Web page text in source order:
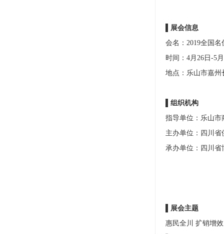
▌展会信息
会名：2019全国
时间：4月26日-5
地点：乐山市嘉州
▌组织机构
指导单位：乐山市
主办单位：四川
承办单位：四川省
▌展会主题
惠民全川 扩销增效